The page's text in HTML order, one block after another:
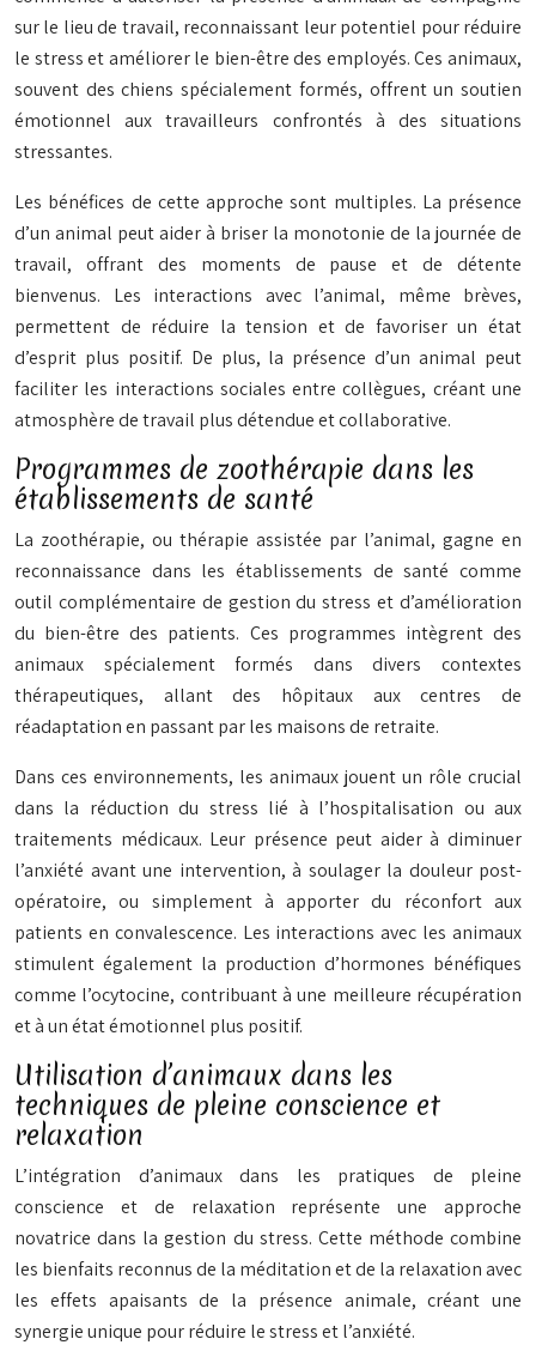
sur le lieu de travail, reconnaissant leur potentiel pour réduire
le stress et améliorer le bien-être des employés. Ces animaux,
souvent des chiens spécialement formés, offrent un soutien
émotionnel aux travailleurs confrontés à des situations
stressantes.
Les bénéfices de cette approche sont multiples. La présence
d’un animal peut aider à briser la monotonie de la journée de
travail, offrant des moments de pause et de détente
bienvenus. Les interactions avec l’animal, même brèves,
permettent de réduire la tension et de favoriser un état
d’esprit plus positif. De plus, la présence d’un animal peut
faciliter les interactions sociales entre collègues, créant une
atmosphère de travail plus détendue et collaborative.
Programmes de zoothérapie dans les
établissements de santé
La zoothérapie, ou thérapie assistée par l’animal, gagne en
reconnaissance dans les établissements de santé comme
outil complémentaire de gestion du stress et d’amélioration
du bien-être des patients. Ces programmes intègrent des
animaux spécialement formés dans divers contextes
thérapeutiques, allant des hôpitaux aux centres de
réadaptation en passant par les maisons de retraite.
Dans ces environnements, les animaux jouent un rôle crucial
dans la réduction du stress lié à l’hospitalisation ou aux
traitements médicaux. Leur présence peut aider à diminuer
l’anxiété avant une intervention, à soulager la douleur post-
opératoire, ou simplement à apporter du réconfort aux
patients en convalescence. Les interactions avec les animaux
stimulent également la production d’hormones bénéfiques
comme l’ocytocine, contribuant à une meilleure récupération
et à un état émotionnel plus positif.
Utilisation d’animaux dans les
techniques de pleine conscience et
relaxation
L’intégration d’animaux dans les pratiques de pleine
conscience et de relaxation représente une approche
novatrice dans la gestion du stress. Cette méthode combine
les bienfaits reconnus de la méditation et de la relaxation avec
les effets apaisants de la présence animale, créant une
synergie unique pour réduire le stress et l’anxiété.